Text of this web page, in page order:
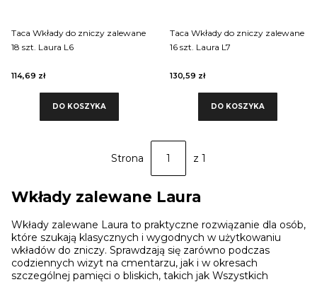
Taca Wkłady do zniczy zalewane
18 szt. Laura L6
114,69 zł
DO KOSZYKA
Taca Wkłady do zniczy zalewane
16 szt. Laura L7
130,59 zł
DO KOSZYKA
Strona z 1
Wkłady zalewane Laura
Wkłady zalewane Laura to praktyczne rozwiązanie dla osób,
które szukają klasycznych i wygodnych w użytkowaniu
wkładów do zniczy. Sprawdzają się zarówno podczas
codziennych wizyt na cmentarzu, jak i w okresach
szczególnej pamięci o bliskich, takich jak Wszystkich